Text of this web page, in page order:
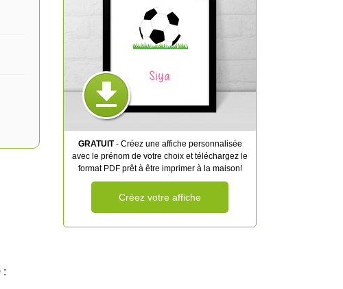
Siya
GRATUIT- Créez une affiche personnalisée
avec le prénom de votre choix et téléchargez le
format PDF prêt à être imprimer à la maison!
Créez votre affiche
: